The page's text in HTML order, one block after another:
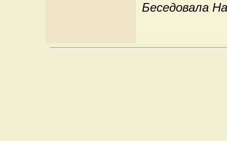
Беседовала